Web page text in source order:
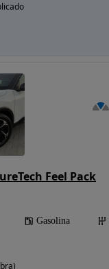
Feel Pack
Gasolina